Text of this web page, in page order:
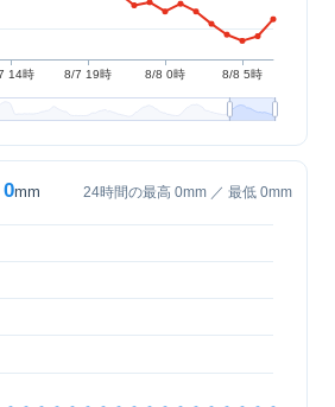
0mm 24時間の最高 0mm ／ 最低 0mm